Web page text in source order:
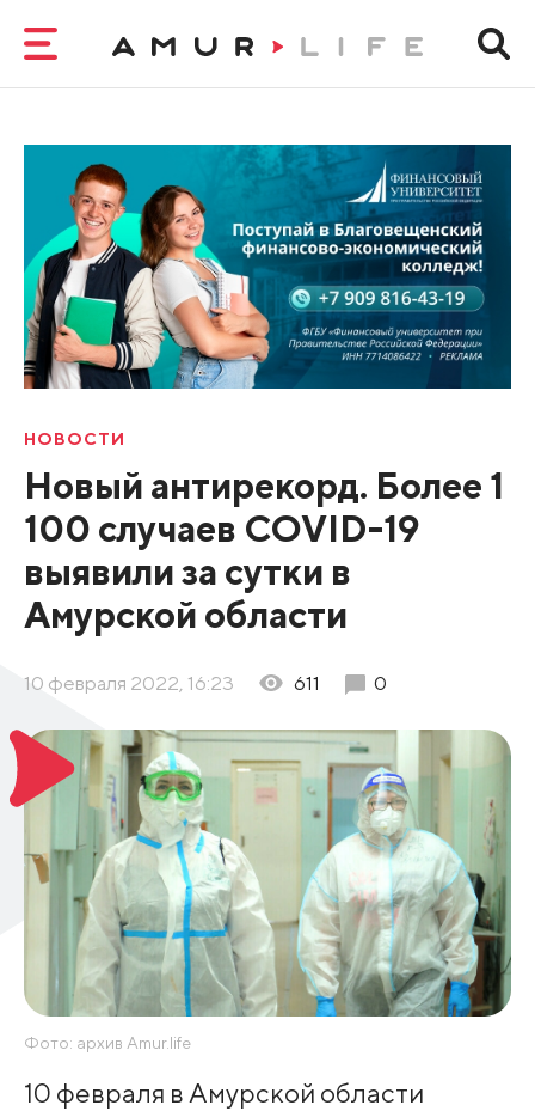
НОВОСТИ
Новый антирекорд. Более 1
100 случаев COVID-19
выявили за сутки в
Амурской области
10 февраля 2022, 16:23 611 0
Фото: архив Amur.life
10 февраля в Амурской области